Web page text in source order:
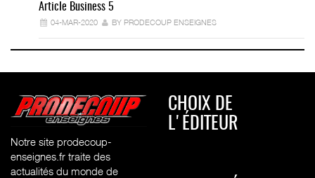
Article Business 5
04-MAR-2020 BY PRODECOUP ENSEIGNES
Notre site prodecoup-
enseignes.fr traite des
actualités du monde de
CHOIX DE
L'ÉDITEUR